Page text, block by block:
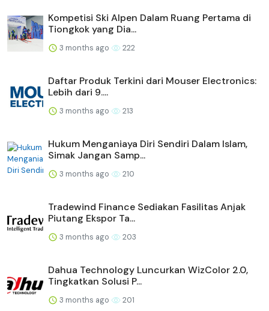
Kompetisi Ski Alpen Dalam Ruang Pertama di
Tiongkok yang Dia...
3 months ago 222
Daftar Produk Terkini dari Mouser Electronics:
Lebih dari 9....
3 months ago 213
Hukum Menganiaya Diri Sendiri Dalam Islam,
Simak Jangan Samp...
3 months ago 210
Tradewind Finance Sediakan Fasilitas Anjak
Piutang Ekspor Ta...
3 months ago 203
Dahua Technology Luncurkan WizColor 2.0,
Tingkatkan Solusi P...
3 months ago 201